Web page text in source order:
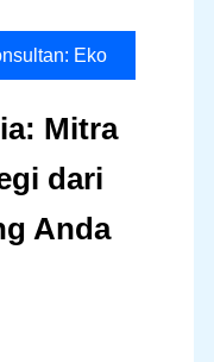
Eko
Mitra
dari
Anda